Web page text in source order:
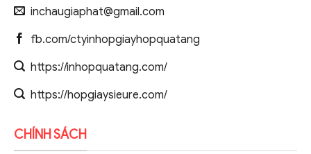
inchaugiaphat@gmail.com
fb.com/ctyinhopgiayhopquatang
https://inhopquatang.com/
https://hopgiaysieure.com/
CHÍNH SÁCH